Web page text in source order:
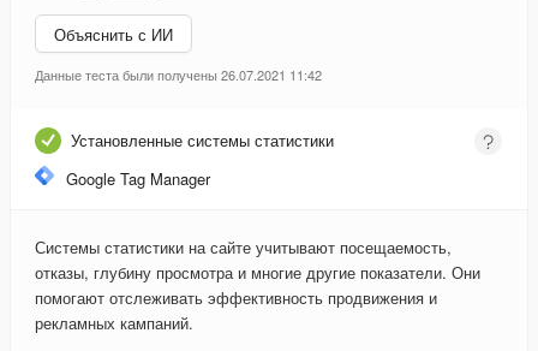
Объяснить с ИИ
Данные теста были получены 26.07.2021 11:42
Установленные системы статистики
Google Tag Manager
Системы статистики на сайте учитывают посещаемость,
отказы, глубину просмотра и многие другие показатели. Они
помогают отслеживать эффективность продвижения и
рекламных кампаний.